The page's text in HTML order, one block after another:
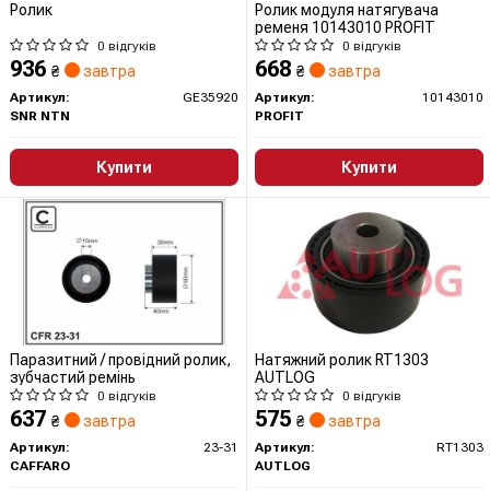
Ролик
0 відгуків
936 ₴ завтра
Артикул:
GE35920
SNR NTN
Купити
Ролик модуля натягувача
ременя 10143010 PROFIT
0 відгуків
668 ₴ завтра
Артикул:
10143010
PROFIT
Купити
Паразитний / провідний ролик,
зубчастий ремінь
0 відгуків
637 ₴ завтра
Артикул:
23-31
CAFFARO
Натяжний ролик RT1303
AUTLOG
0 відгуків
575 ₴ завтра
Артикул:
RT1303
AUTLOG